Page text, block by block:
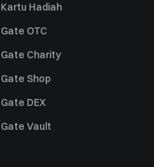
Kartu Hadiah
Gate OTC
Gate Charity
Gate Shop
Gate DEX
Gate Vault